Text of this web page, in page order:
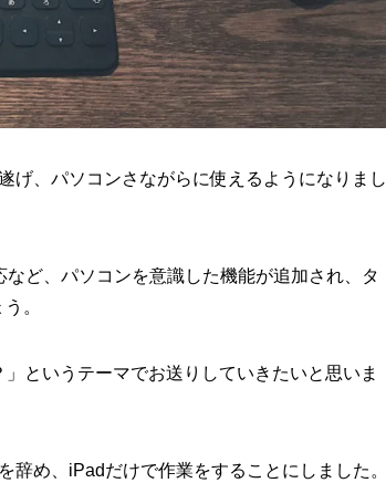
げ、パソコンさながらに使えるようになりまし
ど、パソコンを意識した機能が追加され、タ
。
というテーマでお送りしていきたいと思いま
め、iPadだけで作業をすることにしました。